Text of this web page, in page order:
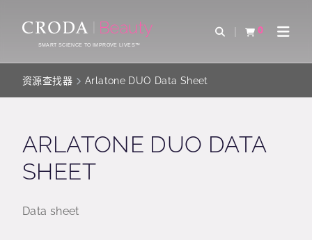
CONTENTSMART SCIENCE TO IMPROVE LIVES™
Open Search
0
查看购物车Open
资源查找器 Arlatone DUO Data Sheet
ARLATONE DUO DATA
SHEET
Data sheet